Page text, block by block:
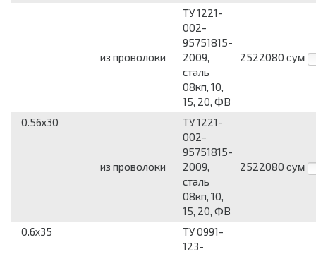
из проволоки
ТУ 1221-
002-
95751815-
2009,
сталь
08кп, 10,
15, 20, ФВ
2522080 сум
0.56x30
из проволоки
ТУ 1221-
002-
95751815-
2009,
сталь
08кп, 10,
15, 20, ФВ
2522080 сум
0.6x35
ТУ 0991-
123-